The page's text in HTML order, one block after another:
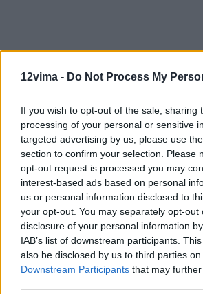
12vima - Do Not Process My
If you wish to opt-out of the sale, sharing
processing of your personal or sensitive
targeted advertising by us, please use
section to confirm your selection. Please
opt-out request is processed you may
interest-based ads based on personal
us or personal information disclosed to
your opt-out. You may separately opt-out
disclosure of your personal information
IAB’s list of downstream participants.
also be disclosed by us to third parties on
Downstream Participants that may